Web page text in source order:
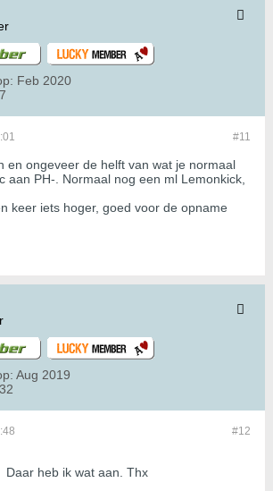
Feb 2020
#11
en ongeveer de helft van wat je normaal
aan PH-. Normaal nog een ml Lemonkick,
keer iets hoger, goed voor de opname
Aug 2019
#12
Daar heb ik wat aan. Thx